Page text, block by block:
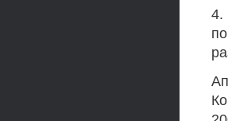
4.